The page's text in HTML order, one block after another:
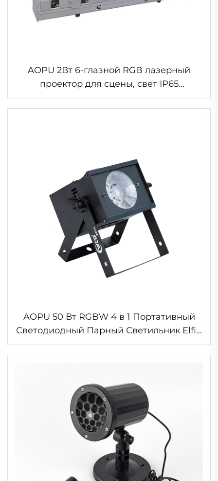
AOPU 2Вт 6-глазной RGB лазерный
проектор для сцены, свет IP65
водонепроницаемый лазер, для
наружной установки
AOPU 50 Вт RGBW 4 в 1 Портативный
Светодиодный Парный Светильник Elfin
для Клуба, Свадьбы, Вечеринки